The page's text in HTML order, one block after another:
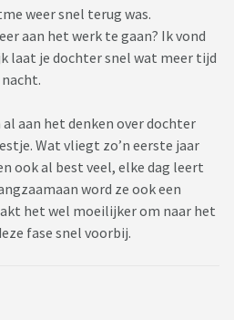
weer snel terug was.
aan het werk te gaan? Ik vond
laat je dochter snel wat meer tijd
aan het denken over dochter
Wat vliegt zo’n eerste jaar
ook al best veel, elke dag leert
word ze ook een
het wel moeilijker om naar het
fase snel voorbij.